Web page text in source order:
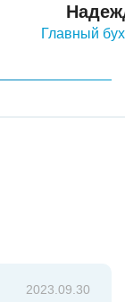
Главный
2023.09.30